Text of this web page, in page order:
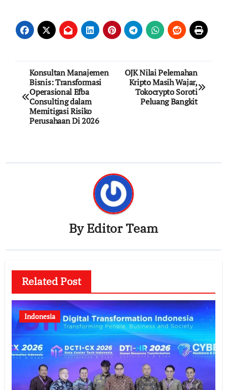
Post
navigation
Konsultan Manajemen
Bisnis: Transformasi
Operasional Efba
Consulting dalam
Memitigasi Risiko
Perusahaan Di 2026
OJK Nilai Pelemahan
Kripto Masih Wajar,
Tokocrypto Soroti
Peluang Bangkit
ByEditor Team
Related Post
Indonesia